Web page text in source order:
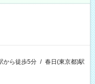
から徒歩5分 / 春日(東京都)駅